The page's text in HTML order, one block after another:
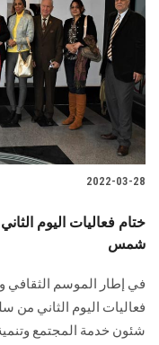
2022-03-28
ختام فعاليات اليوم
شمس
في إطار الموسم
فعاليات اليوم الثاني من
شئون خدمة المجتمع